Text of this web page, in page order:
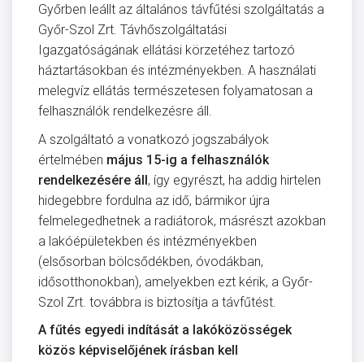
Győrben leállt az általános távfűtési szolgáltatás a
Győr-Szol Zrt. Távhőszolgáltatási
Igazgatóságának ellátási körzetéhez tartozó
háztartásokban és intézményekben. A használati
melegvíz ellátás természetesen folyamatosan a
felhasználók rendelkezésre áll.
A szolgáltató a vonatkozó jogszabályok
értelmében május 15-ig a felhasználók
rendelkezésére áll, így egyrészt, ha addig hirtelen
hidegebbre fordulna az idő, bármikor újra
felmelegedhetnek a radiátorok, másrészt azokban
a lakóépületekben és intézményekben
(elsősorban bölcsődékben, óvodákban,
idősotthonokban), amelyekben ezt kérik, a Győr-
Szol Zrt. továbbra is biztosítja a távfűtést.
A fűtés egyedi indítását a lakóközösségek
közös képviselőjének írásban kell